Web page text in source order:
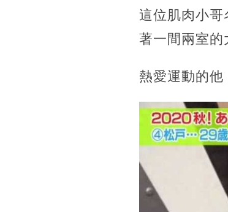
這位肌肉小
著一間兩室的
熱愛運動的他